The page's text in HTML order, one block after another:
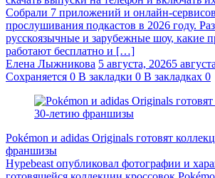
Собрали 7 приложений и онлайн-
прослушивания подкастов в 2026 году.
русскоязычные и зарубежные шоу, какие
работают бесплатно и […]
Елена Лыжникова 5 августа, 20265
Сохраняется 0 В закладки 0 В закладках 0
Pokémon и adidas Originals готовят
франшизы
Hypebeast опубликовал фотографии и